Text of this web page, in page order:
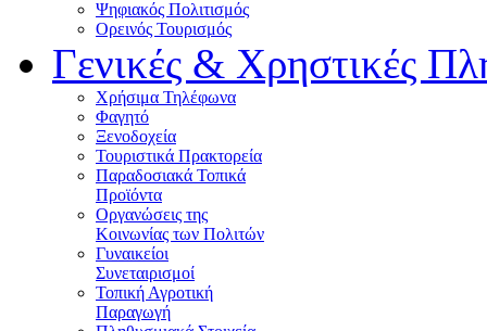
Ψηφιακός Πολιτισμός
Ορεινός Τουρισμός
Γενικές & Χρηστικές
Χρήσιμα Τηλέφωνα
Φαγητό
Ξενοδοχεία
Τουριστικά Πρακτορεία
Παραδοσιακά Τοπικά
Προϊόντα
Οργανώσεις της
Κοινωνίας των Πολιτών
Γυναικείοι
Συνεταιρισμοί
Τοπική Αγροτική
Παραγωγή